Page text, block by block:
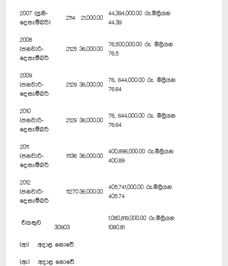
2007 (ජූනි-
දෙසැම්බර්)
2114 21,000.00
44,394,000.00 රු.මිලියන
44.39
2008
(ජනවාරි-
දෙසැම්බර්
2125 36,000.00
76,500,000.00 රු. මිලියන
76.5
2009
(ජනවාරි-
දෙසැම්බර්
2129 36,000.00
76, 644,000.00 රු. මිලියන
76.64
2010
(ජනවාරි-
දෙසැම්බර්
2129 36,000.00
76, 644,000.00 රු. මිලියන
76.64
2011
(ජනවාරි-
දෙසැම්බර්
11136 36,000.00
400,896,000.00 රු.මිලියන
400.89
2012
(ජනවාරි-
දෙසැම්බර්
1127036,000.00
405,741,000.00 රු.මිලියන
405.74
එකතුව
30903
1,080,819,000.00 රු.මිලියන
1080.81
(ආ) අදාළ නොවේ.
(ඇ) අදාළ නොවේ.